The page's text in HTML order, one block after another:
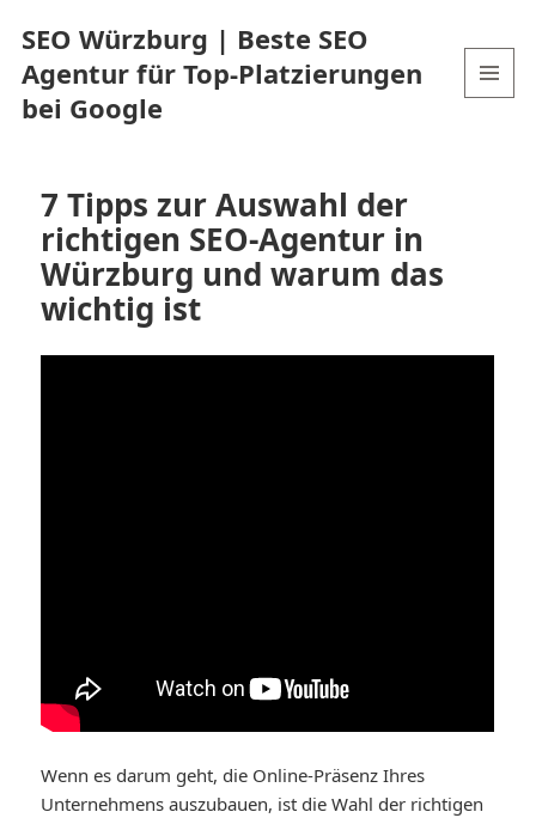
SEO Würzburg | Beste SEO
Agentur für Top-Platzierungen
bei Google
7 Tipps zur Auswahl der
richtigen SEO-Agentur in
Würzburg und warum das
wichtig ist
Wenn es darum geht, die Online-Präsenz Ihres
Unternehmens auszubauen, ist die Wahl der richtigen